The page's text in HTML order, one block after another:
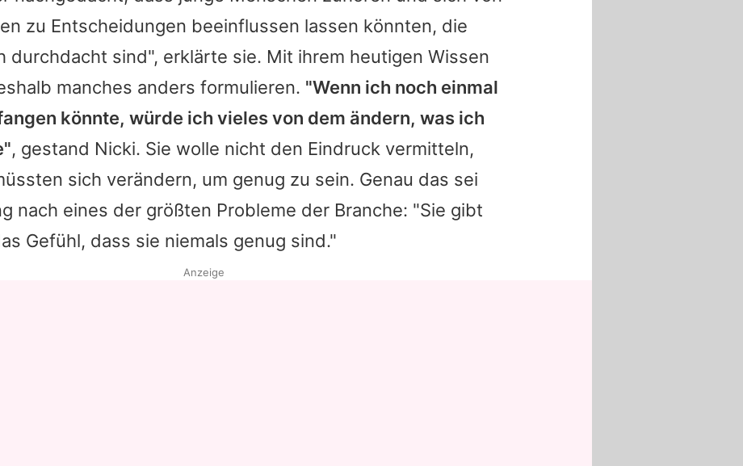
zu Entscheidungen beeinflussen lassen könnten, die
durchdacht sind", erklärte sie. Mit ihrem heutigen Wissen
manches anders formulieren. "Wenn ich noch einmal
könnte, würde ich vieles von dem ändern, was ich
, gestand Nicki. Sie wolle nicht den Eindruck vermitteln,
sich verändern, um genug zu sein. Genau das sei
nach eines der größten Probleme der Branche: "Sie gibt
Gefühl, dass sie niemals genug sind."
Anzeige